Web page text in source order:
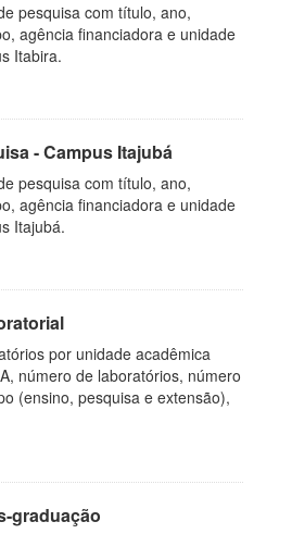
pesquisa com título, ano,
agência financiadora e unidade
Itabira.
- Campus Itajubá
pesquisa com título, ano,
agência financiadora e unidade
Itajubá.
por unidade acadêmica
número de laboratórios, número
(ensino, pesquisa e extensão),
graduação